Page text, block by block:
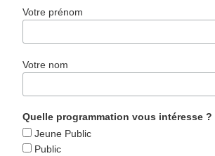
Votre prénom
Votre nom
Quelle programmation vous intéresse ?
Jeune Public
Public